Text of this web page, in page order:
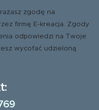
zgodę na
firmę E-kreacja. Zgody
odpowiedzi na Twoje
wycofać udzieloną